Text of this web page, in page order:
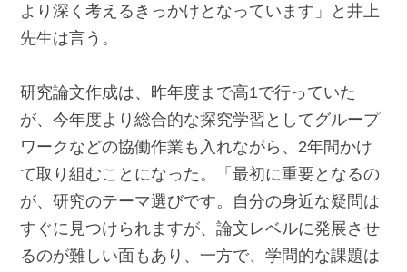
より深く考えるきっかけとなっています」と井上
先生は言う。
研究論文作成は、昨年度まで高1で行っていた
が、今年度より総合的な探究学習としてグループ
ワークなどの協働作業も入れながら、2年間かけ
て取り組むことになった。「最初に重要となるの
が、研究のテーマ選びです。自分の身近な疑問は
すぐに見つけられますが、論文レベルに発展させ
るのが難しい面もあり、一方で、学問的な課題は